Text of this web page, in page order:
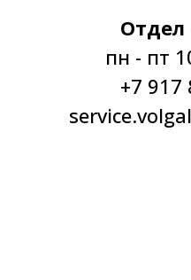
Отдел
пн - пт
+7 917